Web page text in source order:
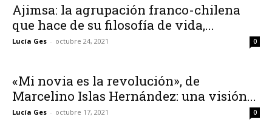
Ajimsa: la agrupación franco-chilena
que hace de su filosofía de vida,...
Lucía Ges - octubre 24, 2021 0
«Mi novia es la revolución», de
Marcelino Islas Hernández: una visión...
Lucía Ges - octubre 17, 2021 0